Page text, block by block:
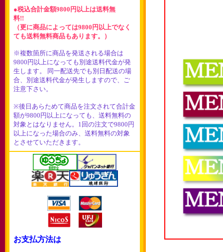
●税込合計金額9800円以上は送料無
料!!
（更に商品によっては9800円以上でなく
ても送料無料商品もあります。）
※複数箇所に商品を発送される場合は
9800円以上になっても別途送料代金が発
生します。 同一配送先でも別日配送の場
合、別途送料代金が発生しますので、ご
注意下さい。
※後日あらためて商品を注文されて合計金
額が9800円以上になっても、送料無料の
対象とはなりません。1回の注文で9800円
以上になった場合のみ、送料無料の対象
とさせていただきます。
お支払方法は